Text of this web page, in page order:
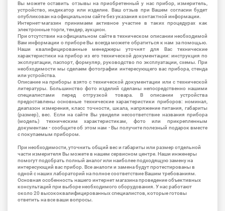
Вы можете оставить отзывы на приобретенный у нас прибор, измеритель,
устройство, индикатор или изделие. Ваш отзыв при Вашем согласии будет
опубликован на официальном сайте без указания контактной информации.
Интернет-магазин принимаем активное участие в таких процедурах как
электронные торги, тендер, аукцион.
При отсутствии на официальном сайте в техническом описании необходимой
Вам информации о приборе Вы всегда можете обратиться к нам за помощью.
Наши квалифицированные менеджеры уточнят для Вас технические
характеристики на прибор из его технической документации: инструкция по
эксплуатации, паспорт, формуляр, руководство по эксплуатации, схемы. При
необходимости мы сделаем фотографии интересующего вас прибора, стенда
или устройства.
Описание на приборы взято с технической документации или с технической
литературы. Большинство фото изделий сделаны непосредственно нашими
специалистами перед отгрузкой товара. В описании устройства
предоставлены основные технические характеристики приборов: номинал,
диапазон измерения, класс точности, шкала, напряжение питания, габариты
(размер), вес. Если на сайте Вы увидели несоответствие названия прибора
(модель) техническим характеристикам, фото или прикрепленным
документам - сообщите об этом нам - Вы получите полезный подарок вместе
с покупаемым прибором.
При необходимости, уточнить общий вес и габариты или размер отдельной
части измерителя Вы можете в нашем сервисном центре. Наши инженеры
помогут подобрать полный аналог или наиболее подходящую замену на
интересующий вас прибор. Все аналоги и замена будут протестированы в
одной с наших лабораторий на полное соответствие Вашим требованиям.
Основная особенность нашего интернет магазина проведение объективных
консультаций при выборе необходимого оборудования. У нас работают
около 20 высококвалифицированных специалистов, которые готовы
ответить на все ваши вопросы.